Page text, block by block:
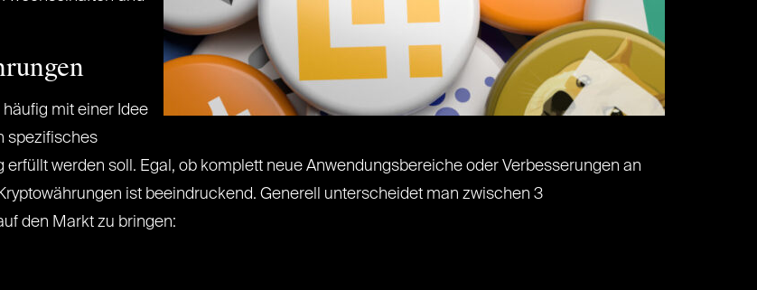
mit einer Idee
spezifisches
werden soll. Egal, ob komplett neue Anwendungsbereiche oder Verbesserungen an
ist beeindruckend. Generell unterscheidet man zwischen 3
den Markt zu bringen: